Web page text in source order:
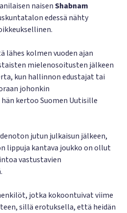
naisenShabnam
edessä nähty
lähes kolmen vuoden ajan
mielenosoitusten jälkeen
kun hallinnon edustajat tai
johonkin
kertoo Suomen Uutisille
jutun julkaisun jälkeen,
lippuja kantava joukko on ollut
vastustavien
jotka kokoontuivat viime
sillä erotuksella, että heidän